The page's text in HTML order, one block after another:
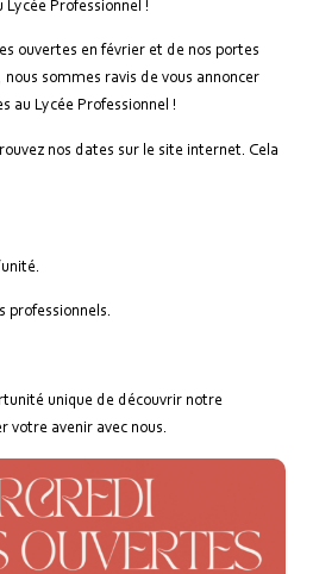
Professionnel !
ouvertes en février et de nos portes
sommes ravis de vous annoncer
au Lycée Professionnel !
nos dates sur le site internet. Cela
professionnels.
unique de découvrir notre
votre avenir avec nous.